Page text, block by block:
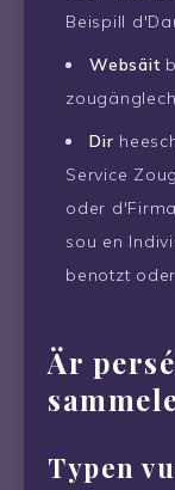
Beispill
Websäit
Dir
Service
oder
sou en
benotzt
Är
Typen